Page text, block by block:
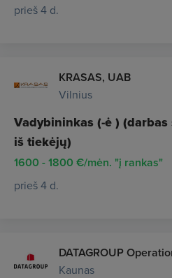
prieš 4 d.
KRASAS, UAB
Vilnius
Vadybininkas (-ė )
iš tiekėjų)
1600 - 1800 €/mėn. "į rankas"
prieš 4 d.
DATAGROUP
Kaunas